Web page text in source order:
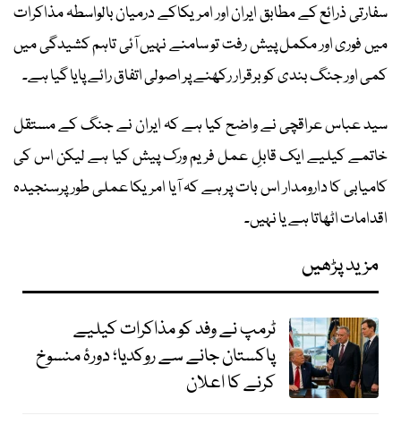
سفارتی ذرائع کے مطابق ایران اور امریکاکے درمیان بالواسطہ مذاکرات
میں فوری اور مکمل پیش رفت تو سامنے نہیں آئی تاہم کشیدگی میں
کمی اور جنگ بندی کو برقرار رکھنے پر اصولی اتفاق رائے پایا گیا ہے۔
سید عباس عراقچی نے واضح کیا ہے کہ ایران نے جنگ کے مستقل
خاتمے کیلیے ایک قابلِ عمل فریم ورک پیش کیا ہے لیکن اس کی
کامیابی کا دارومدار اس بات پر ہے کہ آیا امریکا عملی طور پرسنجیدہ
اقدامات اٹھاتا ہے یا نہیں۔
مزید پڑھیں
ٹرمپ نے وفد کو مذاکرات کیلیے
پاکستان جانے سے روکدیا؛ دورۂ منسوخ
کرنے کا اعلان